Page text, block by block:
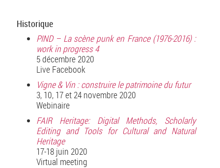
Historique
PIND – La scène punk en France (1976-2016) :
work in progress 4
5 décembre 2020
Live Facebook
Vigne & Vin : construire le patrimoine du futur
3, 10, 17 et 24 novembre 2020
Webinaire
FAIR Heritage: Digital Methods, Scholarly
Editing and Tools for Cultural and Natural
Heritage
17-18 juin 2020
Virtual meeting